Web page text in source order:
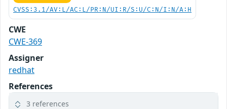
CVSS:3.1/AV:L/AC:L/PR:N/UI:R/S:U/C:N/I:N/A:H
CWE
CWE-369
Assigner
redhat
References
3 references